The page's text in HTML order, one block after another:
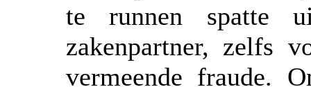
te runnen spatte
zakenpartner, zelfs
vermeende fraude.